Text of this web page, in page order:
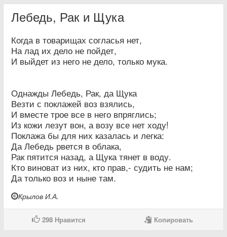
Лебедь, Рак и Щука
Когда в товарищах согласья нет,
На лад их дело не пойдет,
И выйдет из него не дело, только мука.
Однажды Лебедь, Рак, да Щука
Везти с поклажей воз взялись,
И вместе трое все в него впряглись;
Из кожи лезут вон, а возу все нет ходу!
Поклажа бы для них казалась и легка:
Да Лебедь рвется в облака,
Рак пятится назад, а Щука тянет в воду.
Кто виноват из них, кто прав,- судить не нам;
Да только воз и ныне там.
Крылов И.А.
298 Нравится Копировать